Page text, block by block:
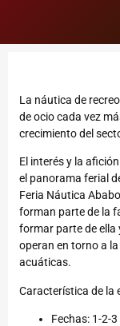
La náutica de
de ocio cada vez
crecimiento del
El interés y la
el panorama ferial
Feria Náutica
forman parte de la
formar parte de ella
operan en torno a
acuáticas.
Característica de la
Fechas: 1-2-3